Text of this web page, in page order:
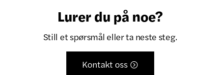
Lurer du på noe?
Still et spørsmål eller ta neste steg.
Kontakt oss 